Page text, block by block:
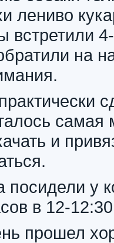
лениво
встретили
на
самая
и
посидели у
в 12-
прошел